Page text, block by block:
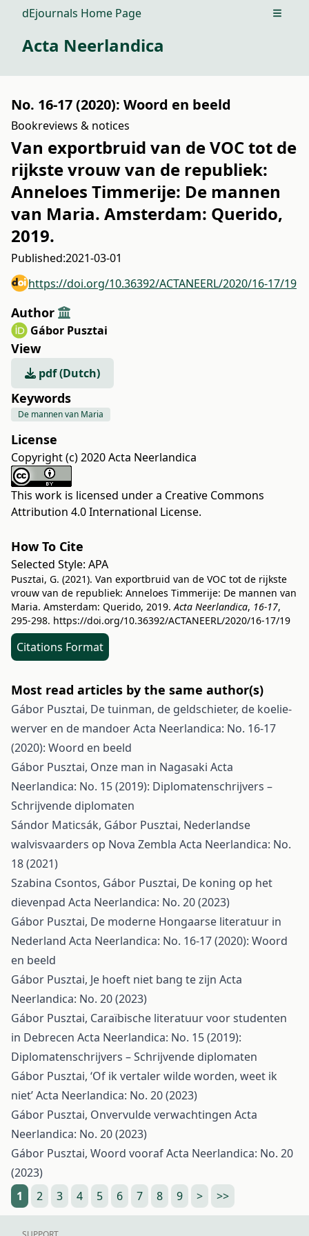
dEjournals Home Page Open
Acta Neerlandica
No. 16-17 (2020): Woord en beeld
Bookreviews & notices
Van exportbruid van de VOC tot de
rijkste vrouw van de republiek:
Anneloes Timmerije: De mannen
van Maria. Amsterdam: Querido,
2019.
Published:2021-03-01
https://doi.org/10.36392/ACTANEERL/2020/16-17/19
Author
Gábor Pusztai
View
pdf (Dutch)
Keywords
De mannen van Maria
License
Copyright (c) 2020 Acta Neerlandica
This work is licensed under a Creative Commons
Attribution 4.0 International License.
How To Cite
Selected Style: APA
Pusztai, G. (2021). Van exportbruid van de VOC tot de rijkste
vrouw van de republiek: Anneloes Timmerije: De mannen van
Maria. Amsterdam: Querido, 2019.Acta Neerlandica, 16-17,
295-298. https://doi.org/10.36392/ACTANEERL/2020/16-17/19
Citations Format
Most read articles by the same author(s)
Gábor Pusztai, De tuinman, de geldschieter, de koelie-
werver en de mandoerActa Neerlandica: No. 16-17
(2020): Woord en beeld
Gábor Pusztai, Onze man in Nagasaki Acta
Neerlandica: No. 15 (2019): Diplomatenschrijvers –
Schrijvende diplomaten
Sándor Maticsák, Gábor Pusztai, Nederlandse
walvisvaarders op Nova Zembla Acta Neerlandica: No.
18 (2021)
Szabina Csontos, Gábor Pusztai, De koning op het
dievenpad Acta Neerlandica: No. 20 (2023)
Gábor Pusztai, De moderne Hongaarse literatuur in
Nederland Acta Neerlandica: No. 16-17 (2020): Woord
en beeld
Gábor Pusztai, Je hoeft niet bang te zijn Acta
Neerlandica: No. 20 (2023)
Gábor Pusztai, Caraïbische literatuur voor studenten
in Debrecen Acta Neerlandica: No. 15 (2019):
Diplomatenschrijvers – Schrijvende diplomaten
Gábor Pusztai, ‘Of ik vertaler wilde worden, weet ik
niet’Acta Neerlandica: No. 20 (2023)
Gábor Pusztai, Onvervulde verwachtingen Acta
Neerlandica: No. 20 (2023)
Gábor Pusztai, Woord voorafActa Neerlandica: No. 20
(2023)
1
2 3 4 5 6 7 8 9 > >>